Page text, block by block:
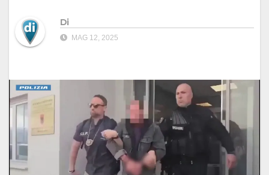
Di
MAG 12, 2025